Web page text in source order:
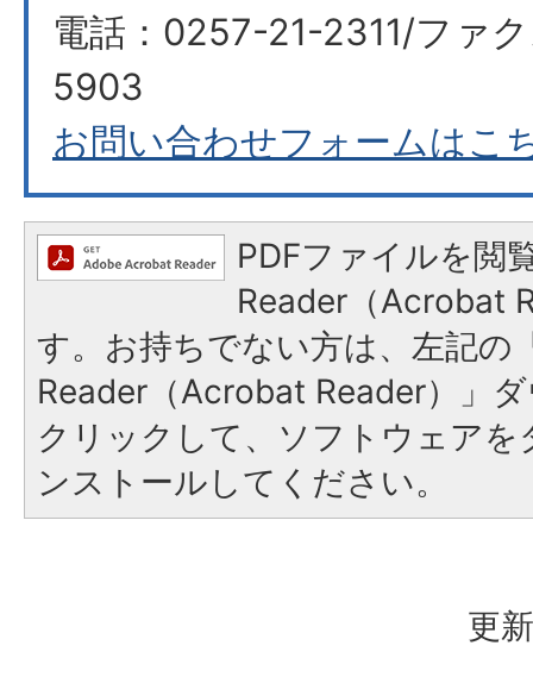
電話：0257-21-2311/ファ
5903​​​​​​​
お問い合わせフォームはこ
PDFファイルを閲
Reader（Acrobat
す。お持ちでない方は、左記の
Reader（Acrobat Reader）」
クリックして、ソフトウェア
ンストールしてください。
更